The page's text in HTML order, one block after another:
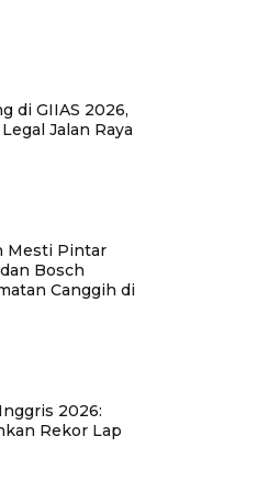
di GIIAS 2026,
Jalan Raya
Mesti Pintar
Bosch
Canggih di
2026:
Rekor Lap